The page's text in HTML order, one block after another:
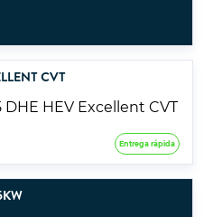
CVT
Entrega rápida